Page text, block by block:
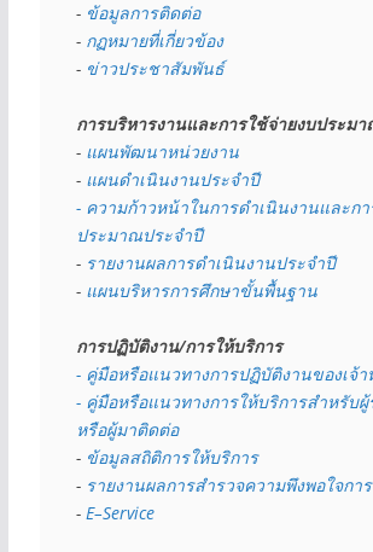
- ข้อมูลการติดต่อ
- กฏหมายที่เกี่ยวข้อง
- ข่าวประชาสัมพันธ์
การบริหารงานและการใช้จ่ายงบประม
- แผนพัฒนาหน่วยงาน
- แผนดำเนินงานประจำปี
- ความก้าวหน้าในการดำเนินงานและกา
ประมาณประจำปี
- รายงานผลการดำเนินงานประจำปี
- แผนบริหารการศึกษาขั้นพื้นฐาน
การปฏิบัติงาน/การให้บริการ
- คู่มือหรือแนวทางการปฏิบัติงานของเจ้
- คู่มือหรือแนวทางการให้บริการสำหรับผู้
หรือผู้มาติดต่อ
- ข้อมูลสถิติการให้บริการ
- รายงานผลการสำรวจความพึงพอใจกา
- E–Service